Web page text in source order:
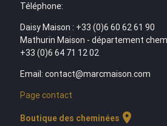
Téléphone:
Daisy Maison : +33 (0)6 60 62 61 90
Mathurin Maison - département
+33 (0)6 64 71 12 02
Email: contact@marcmaison.com
Page contact
Boutique des cheminées location_on